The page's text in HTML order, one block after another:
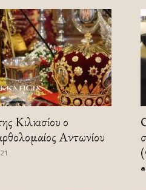
Κιλκισίου ο
Αντωνίου